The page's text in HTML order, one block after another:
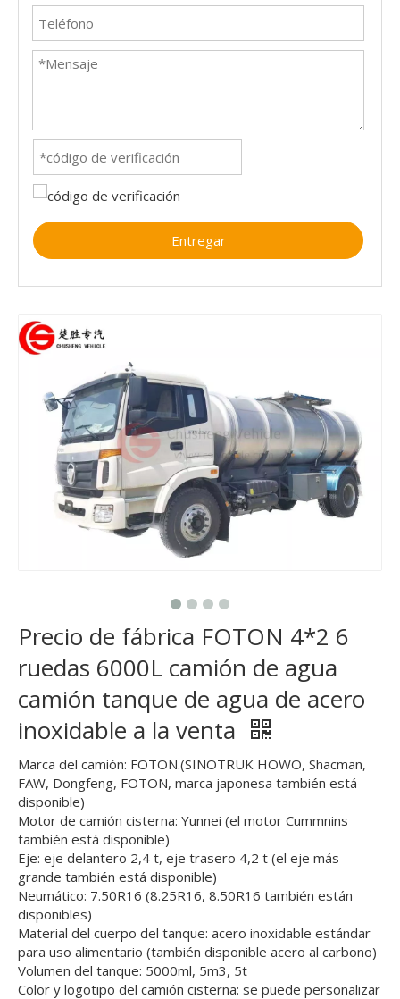
Entregar
Precio de fábrica FOTON 4*2 6
ruedas 6000L camión de agua
camión tanque de agua de acero
inoxidable a la venta
Marca del camión: FOTON.(SINOTRUK HOWO, Shacman,
FAW, Dongfeng, FOTON, marca japonesa también está
disponible)
Motor de camión cisterna: Yunnei (el motor Cummnins
también está disponible)
Eje: eje delantero 2,4 t, eje trasero 4,2 t (el eje más
grande también está disponible)
Neumático: 7.50R16 (8.25R16, 8.50R16 también están
disponibles)
Material del cuerpo del tanque: acero inoxidable estándar
para uso alimentario (también disponible acero al carbono)
Volumen del tanque: 5000ml, 5m3, 5t
Color y logotipo del camión cisterna: se puede personalizar